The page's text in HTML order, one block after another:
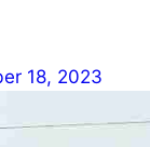
18, 2023